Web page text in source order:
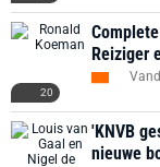
20
Reiziger
'KNVB
nieuwe